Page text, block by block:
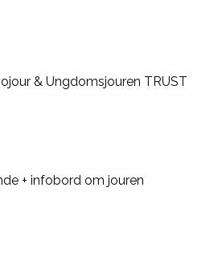
& Ungdomsjouren TRUST
+ infobord om jouren